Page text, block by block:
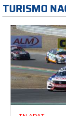
TURISMO